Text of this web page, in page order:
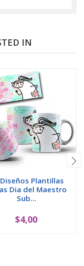
IN
Plantillas
Dia del Maestro
Sub...
$4,00